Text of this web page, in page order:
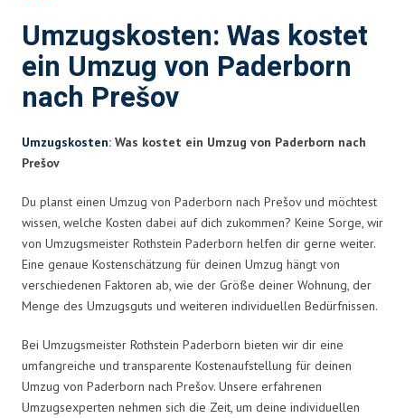
Umzugskosten: Was kostet
ein Umzug von Paderborn
nach Prešov
Umzugskosten: Was kostet ein Umzug von Paderborn nach
Prešov
Du planst einen Umzug von Paderborn nach Prešov und möchtest
wissen, welche Kosten dabei auf dich zukommen? Keine Sorge, wir
von Umzugsmeister Rothstein Paderborn helfen dir gerne weiter.
Eine genaue Kostenschätzung für deinen Umzug hängt von
verschiedenen Faktoren ab, wie der Größe deiner Wohnung, der
Menge des Umzugsguts und weiteren individuellen Bedürfnissen.
Bei Umzugsmeister Rothstein Paderborn bieten wir dir eine
umfangreiche und transparente Kostenaufstellung für deinen
Umzug von Paderborn nach Prešov. Unsere erfahrenen
Umzugsexperten nehmen sich die Zeit, um deine individuellen